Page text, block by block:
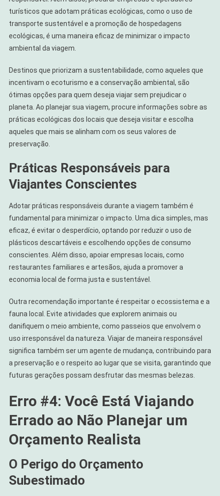
turísticos que adotam práticas ecológicas, como o uso de
transporte sustentável e a promoção de hospedagens
ecológicas, é uma maneira eficaz de minimizar o impacto
ambiental da viagem.
Destinos que priorizam a sustentabilidade, como aqueles que
incentivam o ecoturismo e a conservação ambiental, são
ótimas opções para quem deseja viajar sem prejudicar o
planeta. Ao planejar sua viagem, procure informações sobre as
práticas ecológicas dos locais que deseja visitar e escolha
aqueles que mais se alinham com os seus valores de
preservação.
Práticas Responsáveis para
Viajantes Conscientes
Adotar práticas responsáveis durante a viagem também é
fundamental para minimizar o impacto. Uma dica simples, mas
eficaz, é evitar o desperdício, optando por reduzir o uso de
plásticos descartáveis e escolhendo opções de consumo
conscientes. Além disso, apoiar empresas locais, como
restaurantes familiares e artesãos, ajuda a promover a
economia local de forma justa e sustentável.
Outra recomendação importante é respeitar o ecossistema e a
fauna local. Evite atividades que explorem animais ou
danifiquem o meio ambiente, como passeios que envolvem o
uso irresponsável da natureza. Viajar de maneira responsável
significa também ser um agente de mudança, contribuindo para
a preservação e o respeito ao lugar que se visita, garantindo que
futuras gerações possam desfrutar das mesmas belezas.
Erro #4: Você Está Viajando
Errado ao Não Planejar um
Orçamento Realista
O Perigo do Orçamento
Subestimado